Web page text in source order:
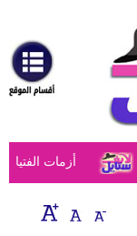
مرأة
أزياء
أزياء
إسلامية
أزمات الفتيات